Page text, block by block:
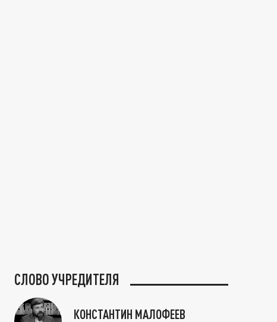
СЛОВО УЧРЕДИТЕЛЯ
КОНСТАНТИН МАЛОФЕЕВ